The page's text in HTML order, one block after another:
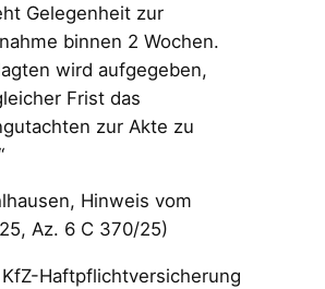
Gelegenheit zur
binnen 2 Wochen.
wird aufgegeben,
Frist das
zur Akte zu
Hinweis vom
Az. 6 C 370/25)
Haftpflichtversicherung